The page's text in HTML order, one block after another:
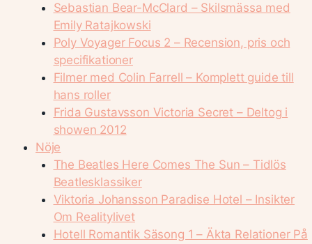
Sebastian Bear-McClard – Skilsmässa med
Emily Ratajkowski
Poly Voyager Focus 2 – Recension, pris och
specifikationer
Filmer med Colin Farrell – Komplett guide till
hans roller
Frida Gustavsson Victoria Secret – Deltog i
showen 2012
Nöje
The Beatles Here Comes The Sun – Tidlös
Beatlesklassiker
Viktoria Johansson Paradise Hotel – Insikter
Om Realitylivet
Hotell Romantik Säsong 1 – Äkta Relationer På